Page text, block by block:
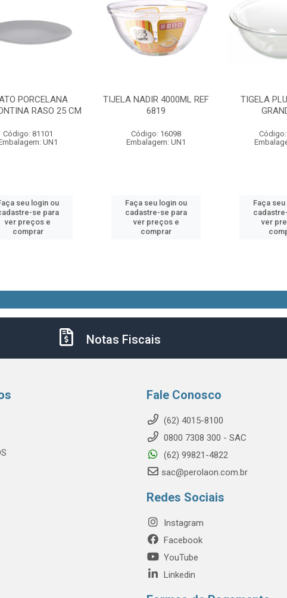
PORCELANA
RASO 25 CM
Código: 81101
UN1
seu login ou
se para
ver preços e
comprar
TIJELA NADIR 4000ML REF
6819
Código: 16098
Embalagem: UN1
Faça seu login ou
cadastre-se para
ver preços e
comprar
TIGELA
Faça
ver
Notas Fiscais
Fale Conosco
(62) 4015-8100
0800 7308 300 - SAC
(62) 99821-4822
sac@perolaon.com.br
Redes Sociais
Instagram
Facebook
YouTube
Linkedin